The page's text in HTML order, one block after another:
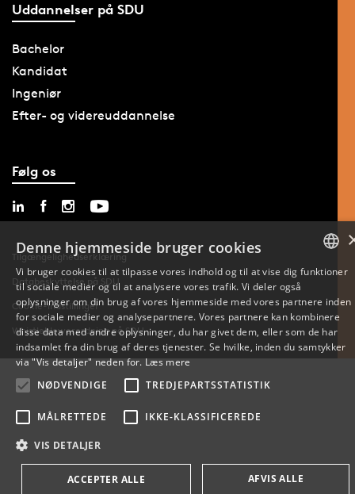
Uddannelser på SDU
Bachelor
Kandidat
Ingeniør
Efter- og videreuddannelse
Følg os
Tilgængelighedserklæring
Databeskyttelse på SDU
Cookie-indstillinger
Whistleblowerordning på SDU
ENGLISH
DANISH
Denne hjemmeside bruger cookies
Vi bruger cookies til at tilpasse vores indhold og til at vise dig funktioner
til sociale medier og til at analysere vores trafik. Vi deler også
oplysninger om din brug af vores hjemmeside med vores partnere inden
for sociale medier og analysepartnere. Vores partnere kan kombinere
disse data med andre oplysninger, du har givet dem, eller som de har
indsamlet fra din brug af deres tjenester. Se hvilke, inden du samtykker
via "Vis detaljer" neden for.Læs mere
NØDVENDIGE
TREDJEPARTSSTATISTIK
MÅLRETTEDE IKKE-KLASSIFICEREDE
VIS DETALJER
ACCEPTER ALLE AFVIS ALLE